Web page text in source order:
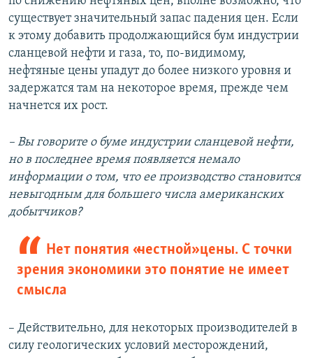
существует значительный запас падения цен. Если
к этому добавить продолжающийся бум индустрии
сланцевой нефти и газа, то, по-видимому,
нефтяные цены упадут до более низкого уровня и
задержатся там на некоторое время, прежде чем
начнется их рост.
– Вы говорите о буме индустрии сланцевой нефти,
но в последнее время появляется немало
информации о том, что ее производство становится
невыгодным для большего числа американских
добытчиков?
Нет понятия «честной» цены. С точки
зрения экономики это понятие не имеет
смысла
– Действительно, для некоторых производителей в
силу геологических условий месторождений,